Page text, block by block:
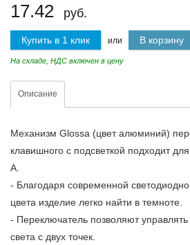
17.42 руб.
Купить в 1 клик или В корзину
На складе, НДС включен в цену
Описание
Механизм Glossa (цвет алюминий)
клавишного с подсветкой подходит
А.
- Благодаря современной
цвета изделие легко найти в темноте.
- Переключатель позволяют
света с двух точек.